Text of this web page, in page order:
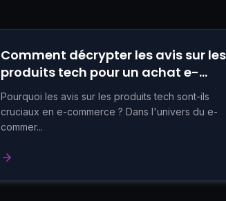
Comment décrypter les avis sur les
produits tech pour un achat e-
commerce éclairé
Pourquoi les avis sur les produits tech sont-ils
cruciaux en e-commerce ? Dans l'univers du e-
commer...